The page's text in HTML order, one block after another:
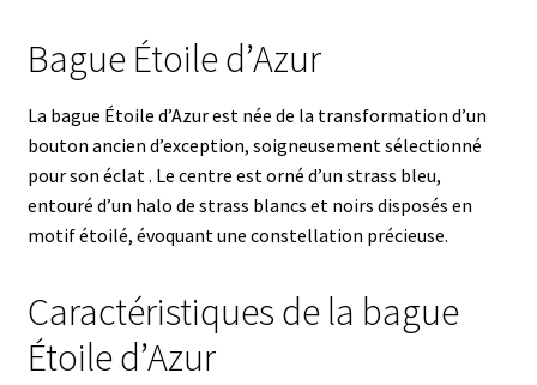
Bague Étoile d’Azur
La bague Étoile d’Azur est née de la transformation d’un
bouton ancien d’exception, soigneusement sélectionné
pour son éclat . Le centre est orné d’un strass bleu,
entouré d’un halo de strass blancs et noirs disposés en
motif étoilé, évoquant une constellation précieuse.
Caractéristiques de la bague
Étoile d’Azur